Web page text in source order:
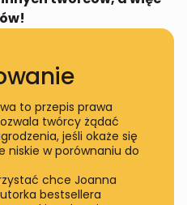
to przepis prawa
twórcy żądać
jeśli okaże się
niskie w porównaniu do
chce Joanna
bestsellera